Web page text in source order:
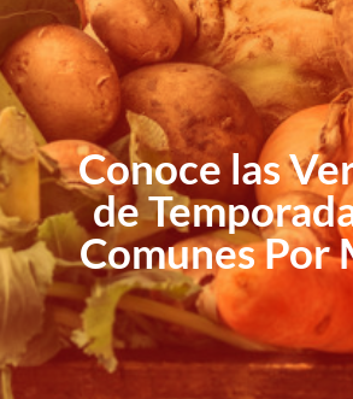
Conoce las
de
Comunes Por